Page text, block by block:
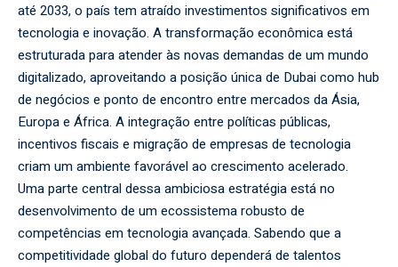
até 2033, o país tem atraído investimentos significativos em
tecnologia e inovação. A transformação econômica está
estruturada para atender às novas demandas de um mundo
digitalizado, aproveitando a posição única de Dubai como hub
de negócios e ponto de encontro entre mercados da Ásia,
Europa e África. A integração entre políticas públicas,
incentivos fiscais e migração de empresas de tecnologia
criam um ambiente favorável ao crescimento acelerado.
Uma parte central dessa ambiciosa estratégia está no
desenvolvimento de um ecossistema robusto de
competências em tecnologia avançada. Sabendo que a
competitividade global do futuro dependerá de talentos